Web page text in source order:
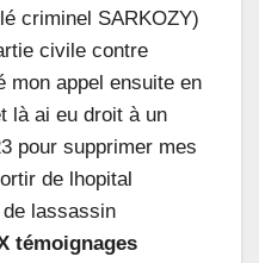
criminel SARKOZY)
civile contre
mon appel ensuite en
là ai eu droit à un
pour supprimer mes
de lhopital
lassassin
témoignages